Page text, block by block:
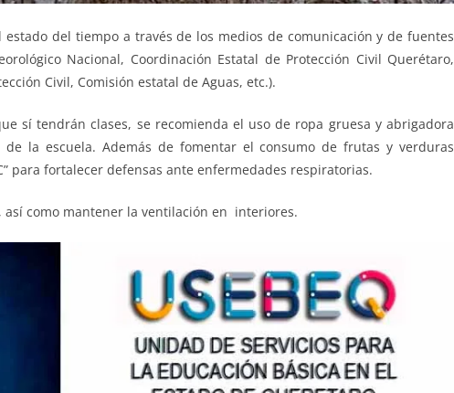
del tiempo a través de los medios de comunicación y de fuentes
Nacional, Coordinación Estatal de Protección Civil Querétaro,
Civil, Comisión estatal de Aguas, etc.).
sí tendrán clases, se recomienda el uso de ropa gruesa y abrigadora
la escuela. Además de fomentar el consumo de frutas y verduras
para fortalecer defensas ante enfermedades respiratorias.
así como mantener la ventilación en interiores.